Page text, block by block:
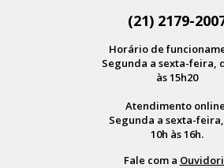
(21) 2179-
Horário de
Segunda a sexta-feira,
às 15h20
Atendimento
Segunda a sexta-
10h às 16h.
Fale com a